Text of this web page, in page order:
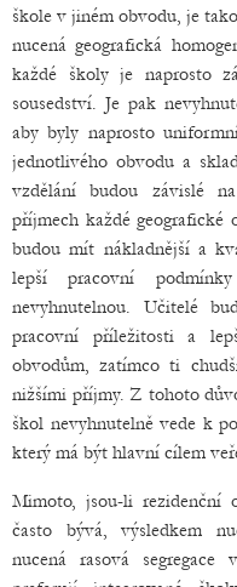
škole v jiném obvodu, je
nucená geografická
každé školy je naprosto
sousedství. Je pak
aby byly naprosto
jednotlivého obvodu a
vzdělání budou závislé
příjmech každé geografické
budou mít nákladnější a
lepší pracovní
nevyhnutelnou. Učitelé
pracovní příležitosti a
obvodům, zatímco ti
nižšími příjmy. Z tohoto
škol nevyhnutelně vede k
který má být hlavní cílem
Mimoto, jsou-li rezidenční
často bývá, výsledkem
nucená rasová